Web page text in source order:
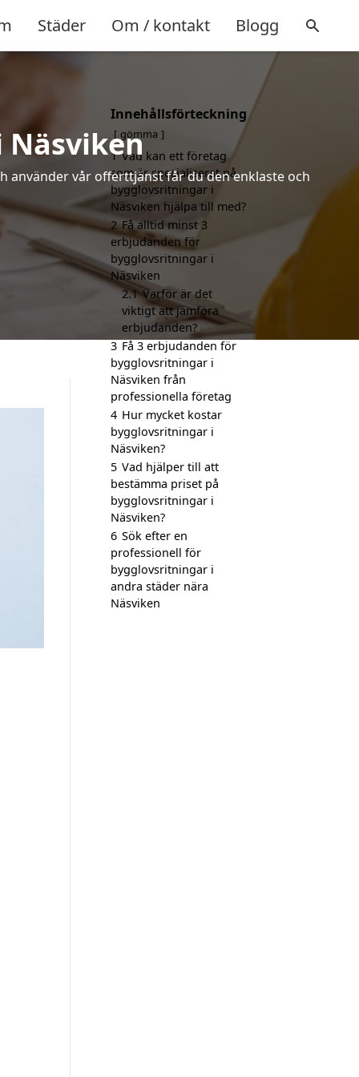
Städer Om / kontakt Blogg
använder vår offerttjänst får du den enklaste och
Innehållsförteckning
gömma
1 Vad kan ett företag
som är specialiserat på
bygglovsritningar i
Näsviken hjälpa till med?
2 Få alltid minst 3
erbjudanden för
bygglovsritningar i
Näsviken
2.1 Varför är det
viktigt att jämföra
erbjudanden?
3 Få 3 erbjudanden för
bygglovsritningar i
Näsviken från
professionella företag
4 Hur mycket kostar
bygglovsritningar i
Näsviken?
5 Vad hjälper till att
bestämma priset på
bygglovsritningar i
Näsviken?
6 Sök efter en
professionell för
bygglovsritningar i
andra städer nära
Näsviken